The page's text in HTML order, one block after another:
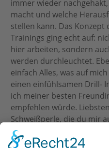
immer wieder
macht und welche
stellen kann. Das Konzept
Trainings ging echt auf:
hier arbeiten, sondern
werden durchleuchtet.
einfach Alles, was auf
einen einfühlsamen Drill-
ich meiner besten
empfehlen würde.
Schweißperle, die du mir
die überflüssigen Kilos in
dahinschmelzen 🙂